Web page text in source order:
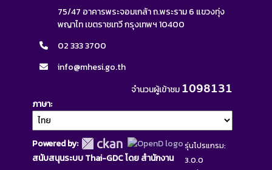
75/47 อาคารพระจอมเกล้า ถ.พระราม 6 แขวงทุ่ง
พญาไท เขตราชเทวี กรุงเทพฯ 10400
02 333 3700
info@mhesi.go.th
จำนวนผู้เข้าชม1098131
ภาษา
Powered by:
สนับสนุนระบบ Thai-GDC โดย สำนักงาน
รุ่นโปรแกรม:
3.0.0